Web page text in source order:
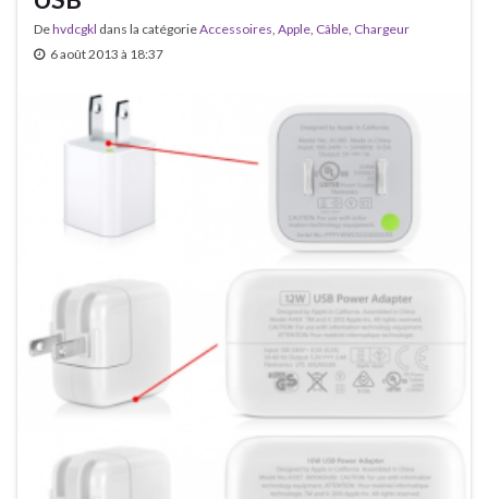
Dehvdcgkl dans la catégorieAccessoires, Apple, Câble, Chargeur
6 août 2013 à 18:37